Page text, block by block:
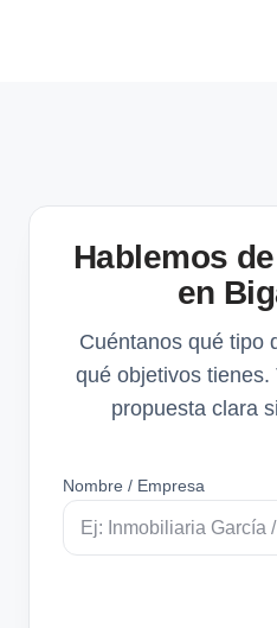
Hablemos
en
Cuéntanos qué tipo
qué objetivos tienes.
propuesta clara
Nombre / Empresa